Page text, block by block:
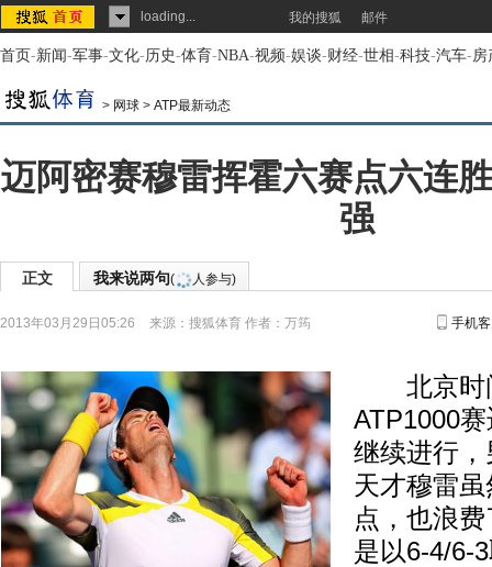
loading... 我的搜狐 邮件
首页-新闻-军事-文化-历史-体育-NBA-视频-娱谈-财经-世相-科技-汽车-房
> 网球 > ATP最新动态
迈阿密赛穆雷挥霍六赛点六连
强
正文 我来说两句( 人参与)
2013年03月29日05:26 来源： 搜狐体育 作者：万筠 手机
北京时
ATP1000
继续进行
天才穆雷
点，也浪
是以6-4/6-